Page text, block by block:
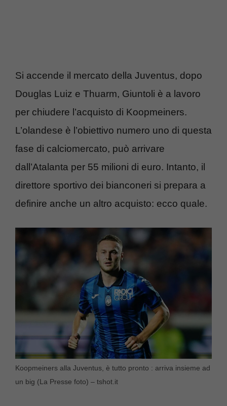
Si accende il mercato della Juventus, dopo
Douglas Luiz e Thuarm, Giuntoli è a lavoro
per chiudere l’acquisto di Koopmeiners.
L’olandese è l’obiettivo numero uno di questa
fase di calciomercato, può arrivare
dall’Atalanta per 55 milioni di euro. Intanto, il
direttore sportivo dei bianconeri si prepara a
definire anche un altro acquisto: ecco quale.
Koopmeiners alla Juventus, è tutto pronto : arriva insieme ad
un big (La Presse foto) – tshot.it